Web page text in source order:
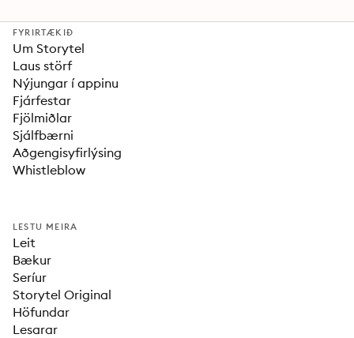
FYRIRTÆKIÐ
Um Storytel
Laus störf
Nýjungar í appinu
Fjárfestar
Fjölmiðlar
Sjálfbærni
Aðgengisyfirlýsing
Whistleblow
LESTU MEIRA
Leit
Bækur
Seríur
Storytel Original
Höfundar
Lesarar